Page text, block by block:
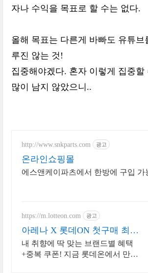
자나 수익을 목표로 할 수는 없다.
올해 목표는 다른게 바빠도 유튜브
루진 않는 것!
집중해야겠다. 혼자 이렇게 집중할
많이 남지 않았으니..
http://www.snkparts.com 광고
온라인쇼핑몰
에스앤케이파츠에서 한방에 구입 가
https://m.lotteon.com 광고
아레나 X 롯데ON 첫구매 최대
5천원 혜택!
내 취향에 딱 맞는 브랜드별 혜택
+중복 쿠폰! 지금 롯데온에서 만나